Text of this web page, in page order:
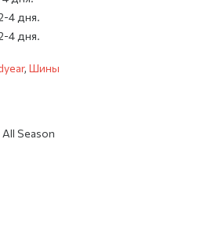
4 дня.
4 дня.
,Шины
Season